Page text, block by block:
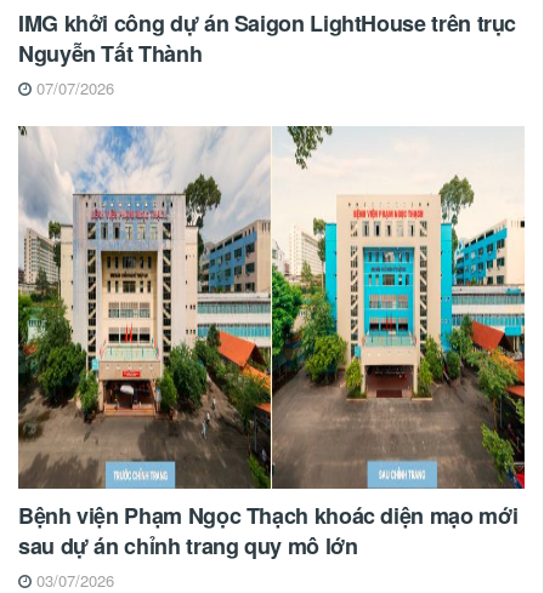
IMG khởi công dự án Saigon LightHouse trên trục
Nguyễn Tất Thành
07/07/2026
Bệnh viện Phạm Ngọc Thạch khoác diện mạo mới
sau dự án chỉnh trang quy mô lớn
03/07/2026